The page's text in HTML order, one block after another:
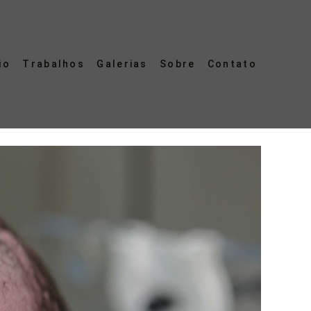
Trabalhos Galerias Sobre Contato